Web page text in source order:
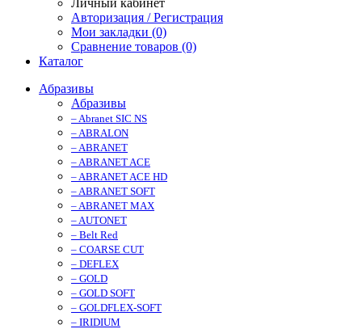
Личный кабинет
Авторизация / Регистрация
Мои закладки (0)
Сравнение товаров (0)
Каталог
Абразивы
Абразивы
– Abranet SIC NS
– ABRALON
– ABRANET
– ABRANET ACE
– ABRANET ACE HD
– ABRANET SOFT
– ABRANET MAX
– AUTONET
– Belt Red
– COARSE CUT
– DEFLEX
– GOLD
– GOLD SOFT
– GOLDFLEX-SOFT
– IRIDIUM